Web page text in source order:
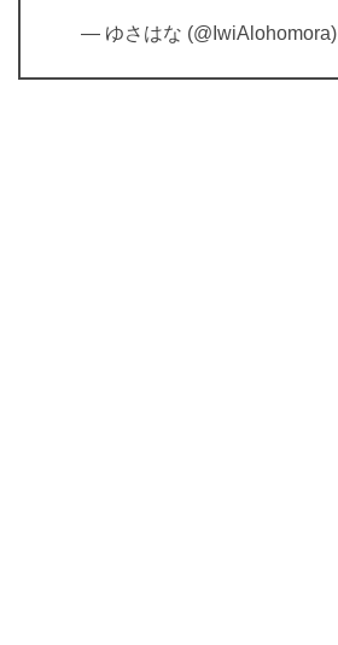
— ゆさはな (@IwiAlohomora)